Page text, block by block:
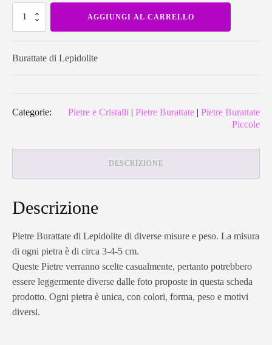
Burattate
Lepidolite
quantità
AGGIUNGI AL CARRELLO
Burattate di Lepidolite
Categorie: Pietre e Cristalli | Pietre Burattate | Pietre Burattate
Piccole
DESCRIZIONE
Descrizione
Pietre Burattate di Lepidolite di diverse misure e peso. La misura
di ogni pietra è di circa 3-4-5 cm.
Queste Pietre verranno scelte casualmente, pertanto potrebbero
essere leggermente diverse dalle foto proposte in questa scheda
prodotto. Ogni pietra è unica, con colori, forma, peso e motivi
diversi.